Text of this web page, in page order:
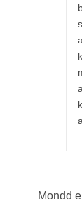
Mondd